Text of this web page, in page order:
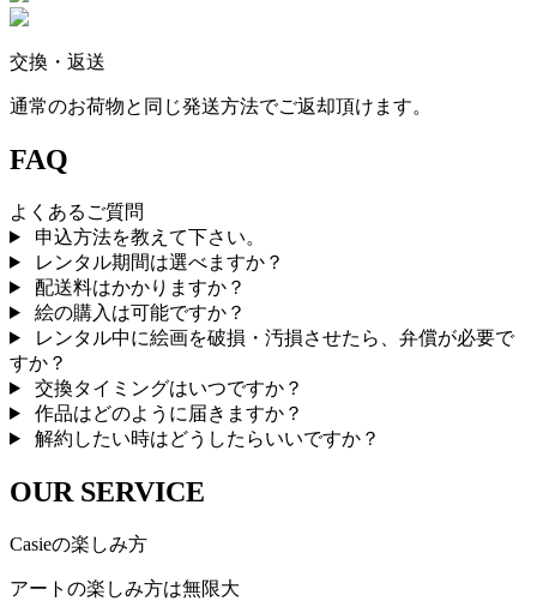
交換・返送
通常のお荷物と同じ発送方法でご返却頂けます。
FAQ
よくあるご質問
申込方法を教えて下さい。
レンタル期間は選べますか？
配送料はかかりますか？
絵の購入は可能ですか？
レンタル中に絵画を破損・汚損させたら、弁償が必要で
すか？
交換タイミングはいつですか？
作品はどのように届きますか？
解約したい時はどうしたらいいですか？
OUR SERVICE
Casieの楽しみ方
アートの楽しみ方は無限大